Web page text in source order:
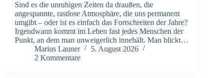
Sind es die unruhigen Zeiten da draußen, die
angespannte, rastlose Atmosphäre, die uns permanent
umgibt – oder ist es einfach das Fortschreiten der Jahre?
Irgendwann kommt im Leben fast jedes Menschen der
Punkt, an dem man unweigerlich innehält. Man blickt…
Marius Launer
5. August 2026
2 Kommentare